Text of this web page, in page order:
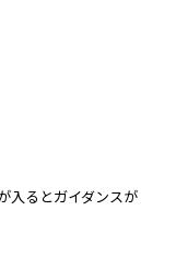
入るとガイダンスが